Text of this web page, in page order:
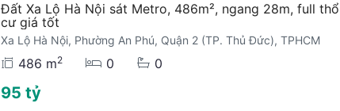
Đất Xa Lộ Hà Nội sát Metro, 486m², ngang 28m, full thổ
cư giá tốt
Xa Lộ Hà Nội, Phường An Phú, Quận 2 (TP. Thủ Đức), TPHCM
486 m2 0 0
95 tỷ